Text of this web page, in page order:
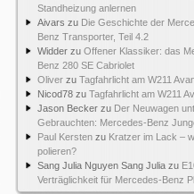
Standheizung anlernen
Aivars zu Die Geschichte der
Benz Transporter, Teil 4.2
Widder zu Offener Klassiker: das
Benz 280 SE Cabriolet
Oliver zu Tagfahrlicht am W211
Nicod78 zu Tagfahrlicht am W211
Jason Becker zu Der Neuwagen
Gebrauchten: Mercedes-Benz
Paul Kersten zu Kratzer im Lack –
polieren?
Sang Julia Nguyen Sang Julia zu
Verträglichkeit für Mercedes-Benz